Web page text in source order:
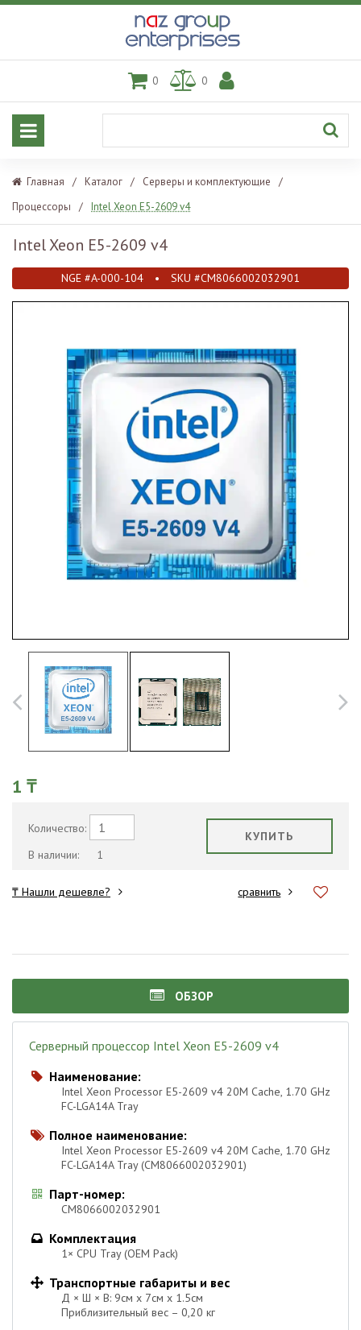
0 0
Главная / Каталог / Серверы и комплектующие
/
Процессоры
/ Intel Xeon E5-2609 v4
Intel Xeon E5-2609 v4
NGE #A-000-104 • SKU #CM8066002032901
1 ₸
Количество:
В наличии:
1
КУПИТЬ
₸ Нашли дешевле? сравнить
ОБЗОР
Серверный процессор Intel Xeon E5-2609 v4
 Наименование:
Intel Xeon Processor E5-2609 v4 20M Cache, 1.70 GHz
FC-LGA14A Tray
 Полное наименование:
Intel Xeon Processor E5-2609 v4 20M Cache, 1.70 GHz
FC-LGA14A Tray (CM8066002032901)
 Парт-номер:
CM8066002032901
 Комплектация
1× CPU Tray (OEM Pack)
 Транспортные габариты и вес
Д × Ш × В: 9см х 7см х 1.5см
Приблизительный вес – 0,20 кг